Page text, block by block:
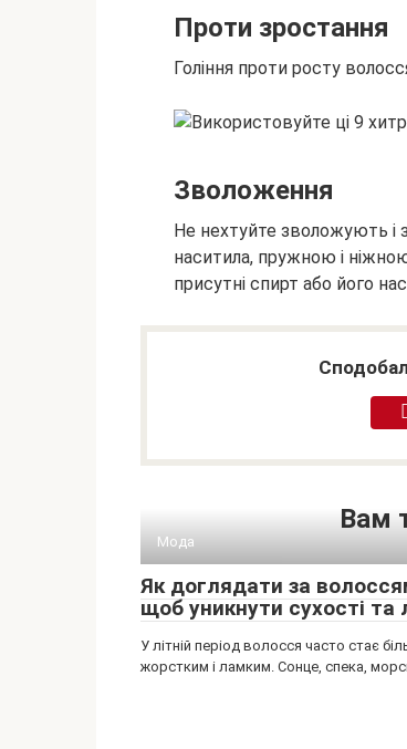
Проти зростання
Гоління проти росту
Зволоження
Не нехтуйте зволожують і
наситила, пружною і
присутні спирт або його
Вам
Мода
Як доглядати за
щоб уникнути сухості та
У літній період волосся часто стає
жорстким і ламким. Сонце, спека,